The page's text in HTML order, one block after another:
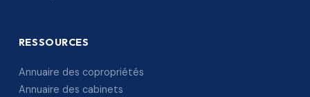
RESSOURCES
Annuaire des copropriétés
Annuaire des cabinets